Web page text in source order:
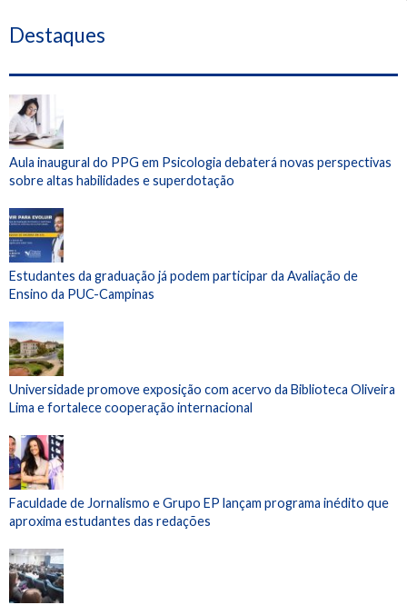
Destaques
Aula inaugural do PPG em Psicologia debaterá novas perspectivas
sobre altas habilidades e superdotação
Estudantes da graduação já podem participar da Avaliação de
Ensino da PUC-Campinas
Universidade promove exposição com acervo da Biblioteca Oliveira
Lima e fortalece cooperação internacional
Faculdade de Jornalismo e Grupo EP lançam programa inédito que
aproxima estudantes das redações